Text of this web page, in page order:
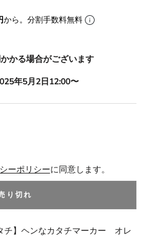
から。分割手数料無料
かる場合がございます
年5月2日12:00〜
ーポリシーに同意します。
り切れ
チ】ヘンなカタチマーカー オレ